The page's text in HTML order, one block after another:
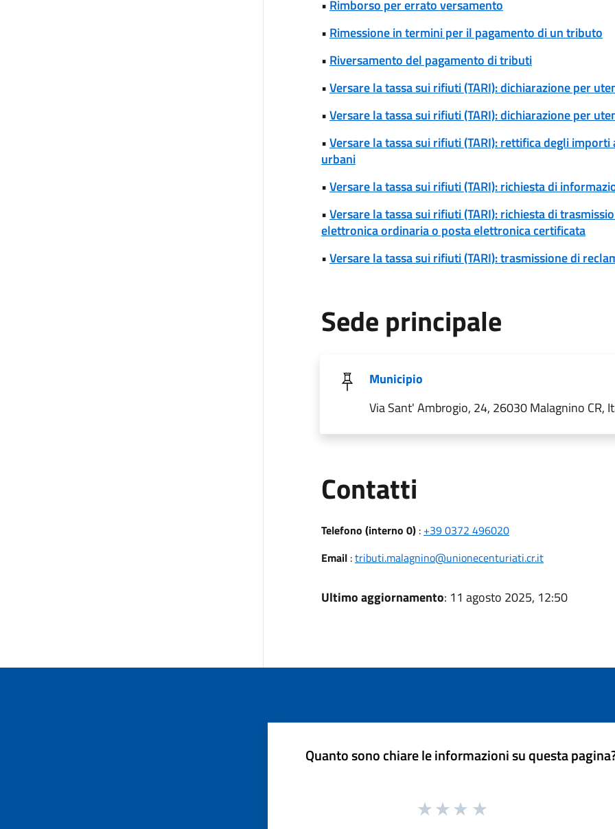
• Rimborso per errato versamento
• Rimessione in termini per il pagamento di un tributo
• Riversamento del pagamento di tributi
•Versare la tassa sui rifiuti (TARI): dichiarazione per
•Versare la tassa sui rifiuti (TARI): dichiarazione per
•Versare la tassa sui rifiuti (TARI): rettifica degli
urbani
•Versare la tassa sui rifiuti (TARI): richiesta di
•Versare la tassa sui rifiuti (TARI): richiesta di
elettronica ordinaria o posta elettronica certificata
•Versare la tassa sui rifiuti (TARI): trasmissione di
Sede principale
Municipio
Via Sant' Ambrogio, 24, 26030 Malagnino CR,
Contatti
Telefono (interno 0): +39 0372 496020
Email:tributi.malagnino@unionecenturiati.cr.it
Ultimo aggiornamento: 11 agosto 2025, 12:50
Quanto sono chiare le informazioni su questa